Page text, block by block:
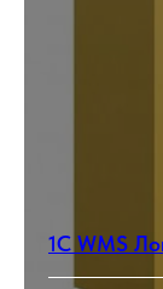
1С WMS